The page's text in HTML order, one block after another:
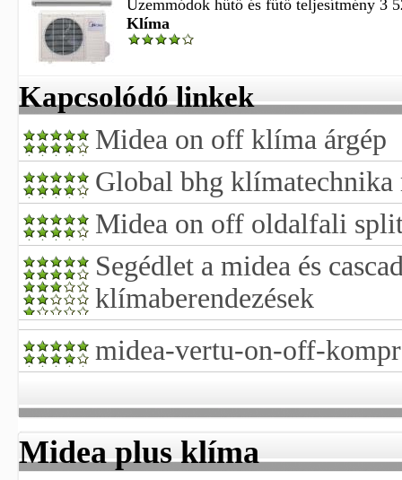
Üzemmódok hűtő és fűtő teljesítmény 3
Klíma
Kapcsolódó linkek
Midea on off klíma árgép
Global bhg
Midea on off oldalfali
Segédlet a midea és
klímaberendezések
midea-vertu-on-off-
Midea plus klíma